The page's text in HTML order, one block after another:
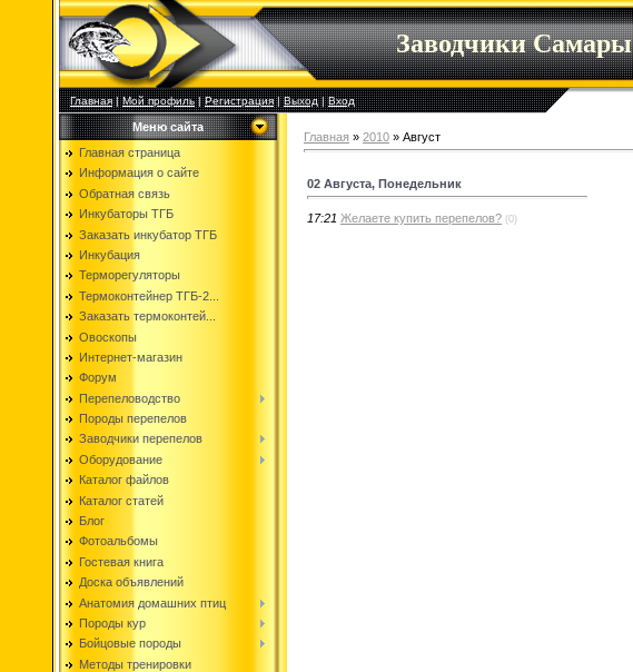
Заводчики Самары
Главная|Мой профиль|Регистрация|Выход|Вход
Меню сайта
Главная страница
Информация о сайте
Обратная связь
Инкубаторы ТГБ
Заказать инкубатор ТГБ
Инкубация
Терморегуляторы
Термоконтейнер ТГБ-2...
Заказать термоконтей...
Овоскопы
Интернет-магазин
Форум
Перепеловодство
Породы перепелов
Заводчики перепелов
Оборудование
Каталог файлов
Каталог статей
Блог
Фотоальбомы
Гостевая книга
Доска объявлений
Анатомия домашних птиц
Породы кур
Бойцовые породы
Методы тренировки
Главная » 2010 » Август
02 Августа, Понедельник
17:21 Желаете купить перепелов? (0)